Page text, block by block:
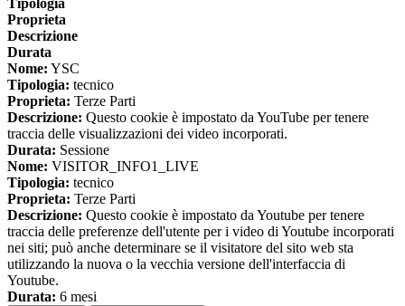
Tipologia
Proprieta
Descrizione
Durata
Nome: YSC
Tipologia: tecnico
Proprieta: Terze Parti
Descrizione: Questo cookie è impostato da YouTube per tenere
traccia delle visualizzazioni dei video incorporati.
Durata: Sessione
Nome: VISITOR_INFO1_LIVE
Tipologia: tecnico
Proprieta: Terze Parti
Descrizione: Questo cookie è impostato da Youtube per tenere
traccia delle preferenze dell'utente per i video di Youtube incorporati
nei siti; può anche determinare se il visitatore del sito web sta
utilizzando la nuova o la vecchia versione dell'interfaccia di
Youtube.
Durata: 6 mesi